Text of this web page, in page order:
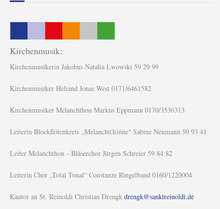
Kirchenmusik:
Kirchenmusikerin Jakobus Natalia Lwowski 59 29 99
Kirchenmusiker Heliand Jonas West 0171/6461582
Kirchenmusiker Melanchthon Markus Eppmann 0170/3536313
Leiterin Blockflötenkreis „Melancht(h)öne“ Sabine Neumann 59 93 41
Leiter Melanchthon - Bläserchor Jürgen Schreier 59 84 82
Leiterin Chor „Total Tonal“ Constanze Ringelband 0160/1220004
Kantor an St. Reinoldi Christian Drengk drengk@sanktreinoldi.de